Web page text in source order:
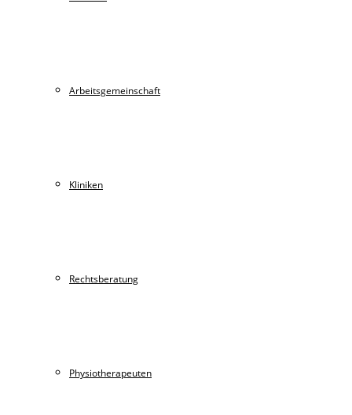
Arbeitsgemeinschaft
Kliniken
Rechtsberatung
Physiotherapeuten